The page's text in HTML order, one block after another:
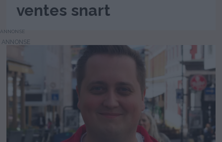
ventes snart
ANNONSE